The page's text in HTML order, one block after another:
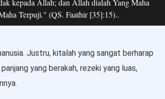
kepada Allah; dan Allah dialah Yang Maha
Terpuji." (QS. Faathir [35]:15)..
Justru, kitalah yang sangat berharap
yang berakah, rezeki yang luas,